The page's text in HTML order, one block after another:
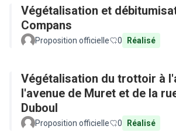
Végétalisation et
Compans
Proposition officielle 0 Réalisé
Végétalisation du trottoir à
l'avenue de Muret et de la
Duboul
Proposition officielle 0 Réalisé